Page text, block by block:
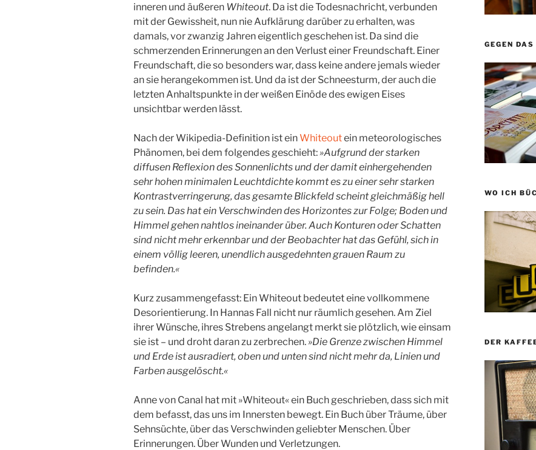
inneren und äußeren Whiteout. Da ist die Todesnachricht, verbunden
mit der Gewissheit, nun nie Aufklärung darüber zu erhalten, was
damals, vor zwanzig Jahren eigentlich geschehen ist. Da sind die
schmerzenden Erinnerungen an den Verlust einer Freundschaft. Einer
Freundschaft, die so besonders war, dass keine andere jemals wieder
an sie herangekommen ist. Und da ist der Schneesturm, der auch die
letzten Anhaltspunkte in der weißen Einöde des ewigen Eises
unsichtbar werden lässt.
Nach der Wikipedia-Definition ist einWhiteoutein meteorologisches
Phänomen, bei dem folgendes geschieht:»Aufgrund der starken
diffusen Reflexion des Sonnenlichts und der damit einhergehenden
sehr hohen minimalen Leuchtdichte kommt es zu einer sehr starken
Kontrastverringerung, das gesamte Blickfeld scheint gleichmäßig hell
zu sein. Das hat ein Verschwinden des Horizontes zur Folge; Boden und
Himmel gehen nahtlos ineinander über. Auch Konturen oder Schatten
sind nicht mehr erkennbar und der Beobachter hat das Gefühl, sich in
einem völlig leeren, unendlich ausgedehnten grauen Raum zu
befinden.«
Kurz zusammengefasst: Ein Whiteout bedeutet eine vollkommene
Desorientierung. In Hannas Fall nicht nur räumlich gesehen. Am Ziel
ihrer Wünsche, ihres Strebens angelangt merkt sie plötzlich, wie einsam
sie ist – und droht daran zu zerbrechen.»Die Grenze zwischen Himmel
und Erde ist ausradiert, oben und unten sind nicht mehr da, Linien und
Farben ausgelöscht.«
Anne von Canal hat mit »Whiteout« ein Buch geschrieben, dass sich mit
dem befasst, das uns im Innersten bewegt. Ein Buch über Träume, über
Sehnsüchte, über das Verschwinden geliebter Menschen. Über
Erinnerungen. Über Wunden und Verletzungen.
GEGEN
WO ICH
DER